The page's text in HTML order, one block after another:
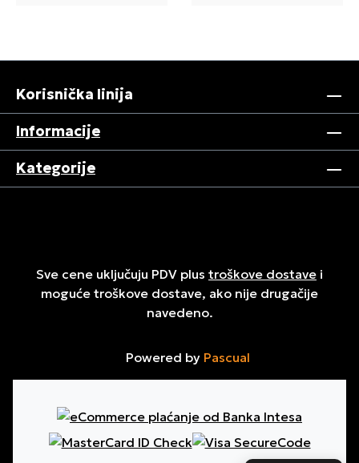
Korisnička linija
Informacije
Kategorije
Sve cene uključuju PDV plus troškove dostave i
moguće troškove dostave, ako nije drugačije
navedeno.
Powered by Pascual